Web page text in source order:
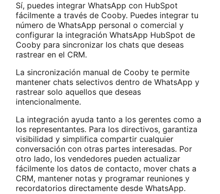
Sí, puedes integrar WhatsApp con HubSpot
fácilmente a través de Cooby. Puedes integrar tu
número de WhatsApp personal o comercial y
configurar la integración WhatsApp HubSpot de
Cooby para sincronizar los chats que deseas
rastrear en el CRM.
La sincronización manual de Cooby te permite
mantener chats selectivos dentro de WhatsApp y
rastrear solo aquellos que deseas
intencionalmente.
La integración ayuda tanto a los gerentes como a
los representantes. Para los directivos, garantiza
visibilidad y simplifica compartir cualquier
conversación con otras partes interesadas. Por
otro lado, los vendedores pueden actualizar
fácilmente los datos de contacto, mover chats a
CRM, mantener notas y programar reuniones y
recordatorios directamente desde WhatsApp.